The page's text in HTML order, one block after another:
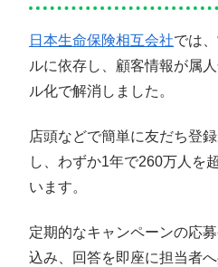
日本生命保険相互会社では
ルに依存し、顧客情報が属
ル化で解消しました。
店頭などで簡単に友だち登
し、わずか1年で260万人を
います。
定期的なキャンペーンの応
込み、回答を即座に担当者